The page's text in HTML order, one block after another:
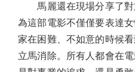
馬麗還在現場分享了對
為這部電影不僅僅要表達
家在困難、不如意的時候
立馬消除。所有人都會在